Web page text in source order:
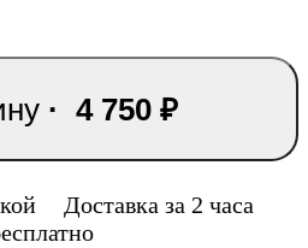
· 4 750 ₽
Доставка за 2 часа